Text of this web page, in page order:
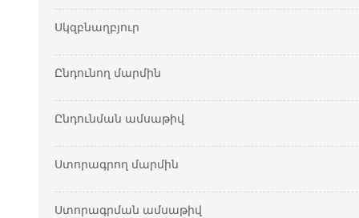
Սկզբնաղբյուր
Ընդունող մարմին
Ընդունման ամսաթիվ
Ստորագրող մարմին
Ստորագրման ամսաթիվ